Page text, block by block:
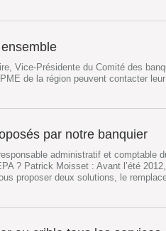
Vice-Présidente du Comité des
de la région peuvent contacter
par notre banquier
administratif et comptable
? Patrick Moisset : Avant l’été
proposer deux solutions, le